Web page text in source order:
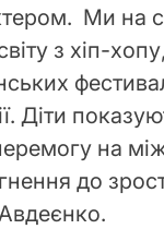
Ми на
з хіп-
Діти
на
до